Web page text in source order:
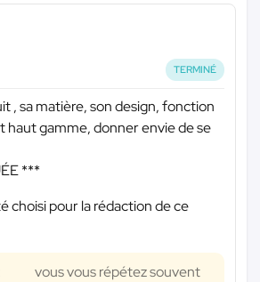
TERMINÉ
, sa matière, son design, fonction
haut gamme, donner envie de se
***
choisi pour la rédaction de ce
vous vous répétez souvent